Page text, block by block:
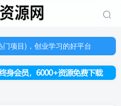
门项目)，创业学习的好平台
门项目)，创业学习的好平台
本站汇集数千网创课程和项目